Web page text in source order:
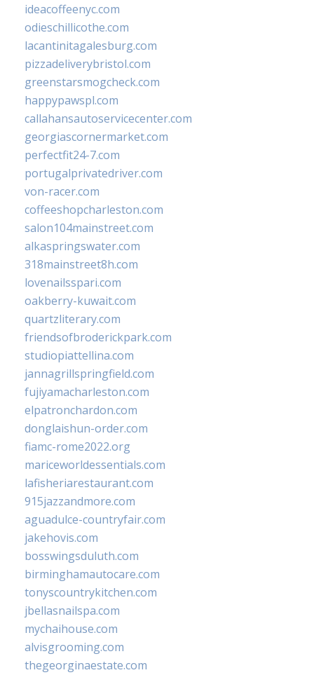
ideacoffeenyc.com
odieschillicothe.com
lacantinitagalesburg.com
pizzadeliverybristol.com
greenstarsmogcheck.com
happypawspl.com
callahansautoservicecenter.com
georgiascornermarket.com
perfectfit24-7.com
portugalprivatedriver.com
von-racer.com
coffeeshopcharleston.com
salon104mainstreet.com
alkaspringswater.com
318mainstreet8h.com
lovenailsspari.com
oakberry-kuwait.com
quartzliterary.com
friendsofbroderickpark.com
studiopiattellina.com
jannagrillspringfield.com
fujiyamacharleston.com
elpatronchardon.com
donglaishun-order.com
fiamc-rome2022.org
mariceworldessentials.com
lafisheriarestaurant.com
915jazzandmore.com
aguadulce-countryfair.com
jakehovis.com
bosswingsduluth.com
birminghamautocare.com
tonyscountrykitchen.com
jbellasnailspa.com
mychaihouse.com
alvisgrooming.com
thegeorginaestate.com